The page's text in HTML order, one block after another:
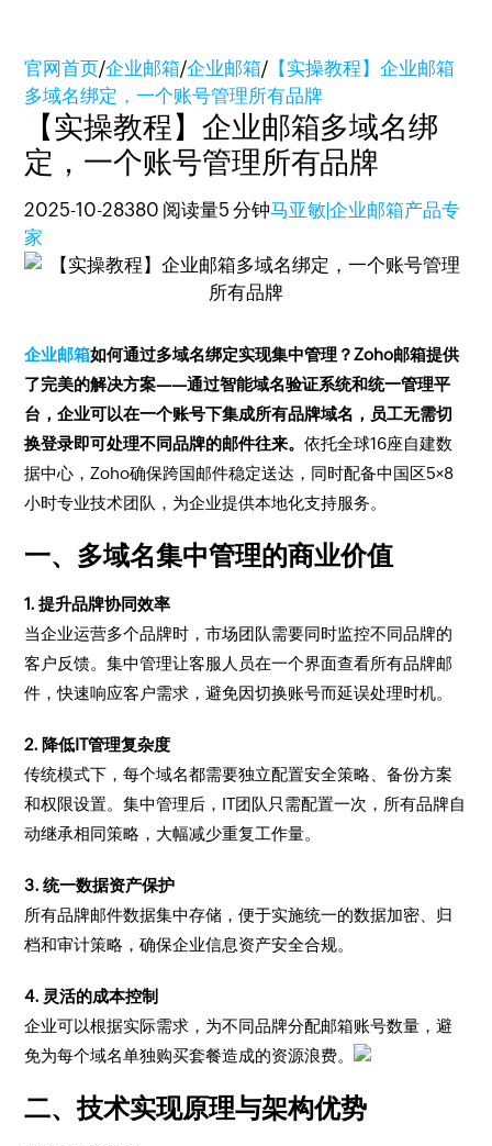
官网首页/企业邮箱/企业邮箱/ 【实操教程】企业邮箱
多域名绑定，一个账号管理所有品牌
【实操教程】企业邮箱多域名绑
定，一个账号管理所有品牌
2025-10-28380 阅读量5 分钟马亚敏|企业邮箱产品专
家
企业邮箱如何通过多域名绑定实现集中管理？Zoho邮箱提供
了完美的解决方案——通过智能域名验证系统和统一管理平
台，企业可以在一个账号下集成所有品牌域名，员工无需切
换登录即可处理不同品牌的邮件往来。依托全球16座自建数
据中心，Zoho确保跨国邮件稳定送达，同时配备中国区5×8
小时专业技术团队，为企业提供本地化支持服务。
一、多域名集中管理的商业价值
1. 提升品牌协同效率
当企业运营多个品牌时，市场团队需要同时监控不同品牌的
客户反馈。集中管理让客服人员在一个界面查看所有品牌邮
件，快速响应客户需求，避免因切换账号而延误处理时机。
2. 降低IT管理复杂度
传统模式下，每个域名都需要独立配置安全策略、备份方案
和权限设置。集中管理后，IT团队只需配置一次，所有品牌自
动继承相同策略，大幅减少重复工作量。
3. 统一数据资产保护
所有品牌邮件数据集中存储，便于实施统一的数据加密、归
档和审计策略，确保企业信息资产安全合规。
4. 灵活的成本控制
企业可以根据实际需求，为不同品牌分配邮箱账号数量，避
免为每个域名单独购买套餐造成的资源浪费。
二、技术实现原理与架构优势